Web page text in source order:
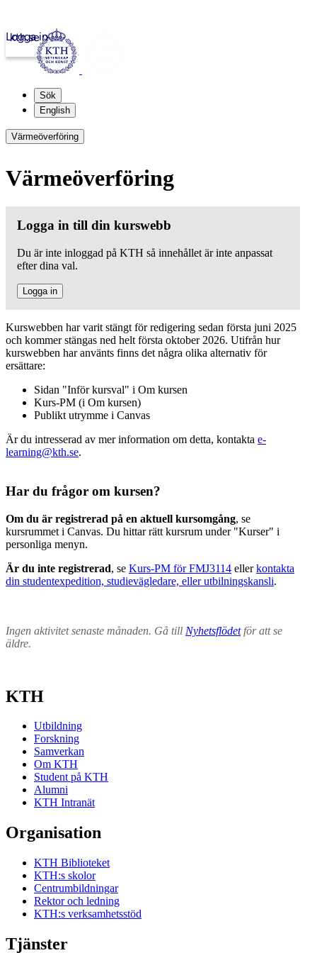
kth.se
Logga in
Sök
English
Värmeöverföring
Värmeöverföring
Logga in till din kurswebb
Du är inte inloggad på KTH så innehållet är inte anpassat
efter dina val.
Logga in
Kurswebben har varit stängt för redigering sedan första juni 2025
och kommer stängas ned helt första oktober 2026. Utifrån hur
kurswebben har använts finns det några olika alternativ för
ersättare:
Sidan "Inför kursval" i Om kursen
Kurs-PM (i Om kursen)
Publikt utrymme i Canvas
Är du intresserad av mer information om detta, kontakta e-
learning@kth.se.
Har du frågor om kursen?
Om du är registrerad på en aktuell kursomgång, se
kursrummet i Canvas. Du hittar rätt kursrum under "Kurser" i
personliga menyn.
Är du inte registrerad, se Kurs-PM för FMJ3114 ellerkontakta
din studentexpedition, studievägledare, eller utbilningskansli.
Ingen aktivitet senaste månaden. Gå till Nyhetsflödetför att se
äldre.
KTH
Utbildning
Forskning
Samverkan
Om KTH
Student på KTH
Alumni
KTH Intranät
Organisation
KTH Biblioteket
KTH:s skolor
Centrumbildningar
Rektor och ledning
KTH:s verksamhetsstöd
Tjänster